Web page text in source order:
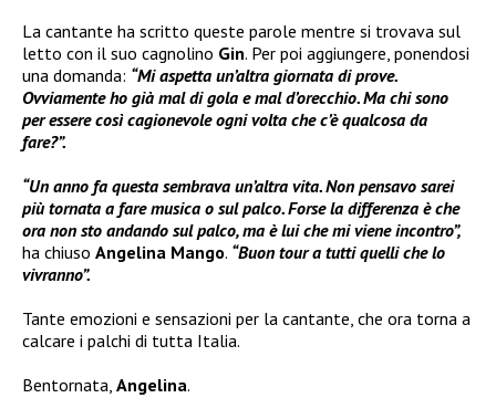
La cantante ha scritto queste parole mentre si trovava sul
letto con il suo cagnolino Gin. Per poi aggiungere, ponendosi
una domanda: “Mi aspetta un’altra giornata di prove.
Ovviamente ho già mal di gola e mal d’orecchio. Ma chi sono
per essere così cagionevole ogni volta che c’è qualcosa da
fare?”.
“Un anno fa questa sembrava un’altra vita. Non pensavo sarei
più tornata a fare musica o sul palco. Forse la differenza è che
ora non sto andando sul palco, ma è lui che mi viene incontro”,
ha chiuso Angelina Mango. “Buon tour a tutti quelli che lo
vivranno”.
Tante emozioni e sensazioni per la cantante, che ora torna a
calcare i palchi di tutta Italia.
Bentornata, Angelina.